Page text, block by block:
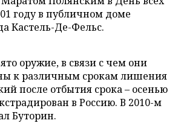
году в публичном доме
Кастель-Де-Фельс.
оружие, в связи с чем они
к различным срокам лишения
после отбытия срока – осенью
в Россию. В 2010-м
Буторин.